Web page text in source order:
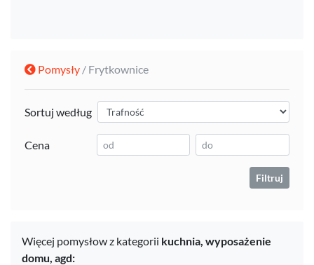
Pomysły / Frytkownice
Sortuj według
Cena
Filtruj
Więcej pomysłow z kategorii kuchnia, wyposażenie
domu, agd: